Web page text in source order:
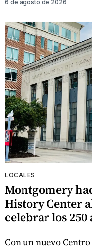
6 de agosto de 2026
LOCALES
Montgomery
History Center
celebrar los 250
Con un nuevo